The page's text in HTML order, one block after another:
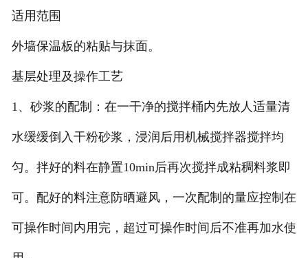
适用范围
外墙保温板的粘贴与抹面。
基层处理及操作工艺
1、砂浆的配制：在一干净的搅拌桶内先放人适量清
水缓缓倒入干粉砂浆，浸润后用机械搅拌器搅拌均
匀。拌好的料在静置10min后再次搅拌成粘稠料浆即
可。配好的料注意防晒避风，一次配制的量应控制在
可操作时间内用完，超过可操作时间后不准再加水使